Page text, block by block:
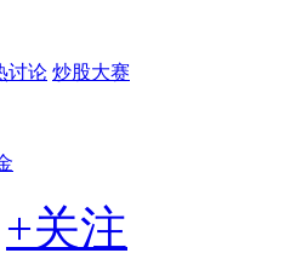
讨论 炒股大赛
+关注